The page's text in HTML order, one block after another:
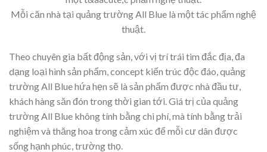
Mỗi căn nhà tại quảng trường All Blue là một tác phẩm nghệ
thuật.
Theo chuyên gia bất động sản, với vị trí trái tim đắc địa, đa
dạng loại hình sản phẩm, concept kiến trúc độc đáo, quảng
trường All Blue hứa hẹn sẽ là sản phẩm được nhà đầu tư,
khách hàng săn đón trong thời gian tới. Giá trị của quảng
trường All Blue không tính bằng chi phí, mà tính bằng trải
nghiệm và thăng hoa trong cảm xúc để mỗi cư dân được
sống hạnh phúc, trường thọ.